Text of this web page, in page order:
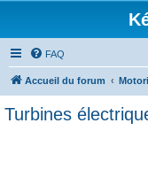
FAQ
Accueil du forum
Turbines